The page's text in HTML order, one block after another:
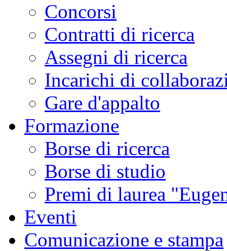
Concorsi
Contratti di ricerca
Assegni di ricerca
Incarichi di
Gare d'appalto
Formazione
Borse di ricerca
Borse di studio
Premi di laurea
Eventi
Comunicazione e stampa